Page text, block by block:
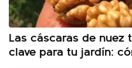
Las cáscaras de nuez
clave para tu jardín: